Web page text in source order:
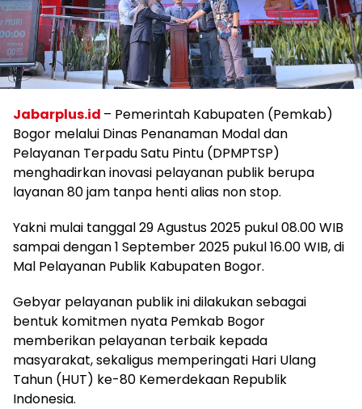
Jabarplus.id – Pemerintah Kabupaten (Pemkab)
Bogor melalui Dinas Penanaman Modal dan
Pelayanan Terpadu Satu Pintu (DPMPTSP)
menghadirkan inovasi pelayanan publik berupa
layanan 80 jam tanpa henti alias non stop.
Yakni mulai tanggal 29 Agustus 2025 pukul 08.00 WIB
sampai dengan 1 September 2025 pukul 16.00 WIB, di
Mal Pelayanan Publik Kabupaten Bogor.
Gebyar pelayanan publik ini dilakukan sebagai
bentuk komitmen nyata Pemkab Bogor
memberikan pelayanan terbaik kepada
masyarakat, sekaligus memperingati Hari Ulang
Tahun (HUT) ke-80 Kemerdekaan Republik
Indonesia.